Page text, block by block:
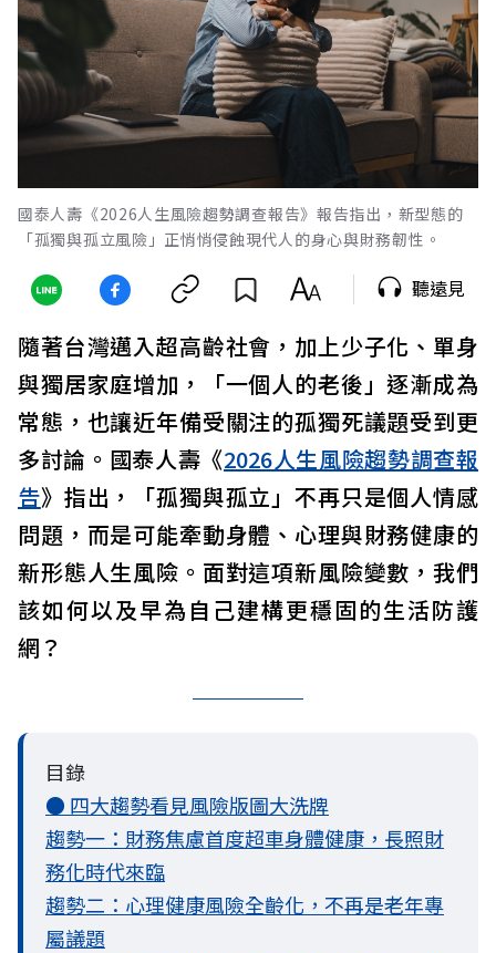
國泰人壽《2026人生風險趨勢調查報告》報告指出，新型態的
「孤獨與孤立風險」正悄悄侵蝕現代人的身心與財務韌性。
聽遠見
隨著台灣邁入超高齡社會，加上少子化、單身
與獨居家庭增加，「一個人的老後」逐漸成為
常態，也讓近年備受關注的孤獨死議題受到更
多討論。國泰人壽《2026人生風險趨勢調查報
告》指出，「孤獨與孤立」不再只是個人情感
問題，而是可能牽動身體、心理與財務健康的
新形態人生風險。面對這項新風險變數，我們
該如何以及早為自己建構更穩固的生活防護
網？
目錄
● 四大趨勢看見風險版圖大洗牌
趨勢一：財務焦慮首度超車身體健康，長照財
務化時代來臨
趨勢二：心理健康風險全齡化，不再是老年專
屬議題